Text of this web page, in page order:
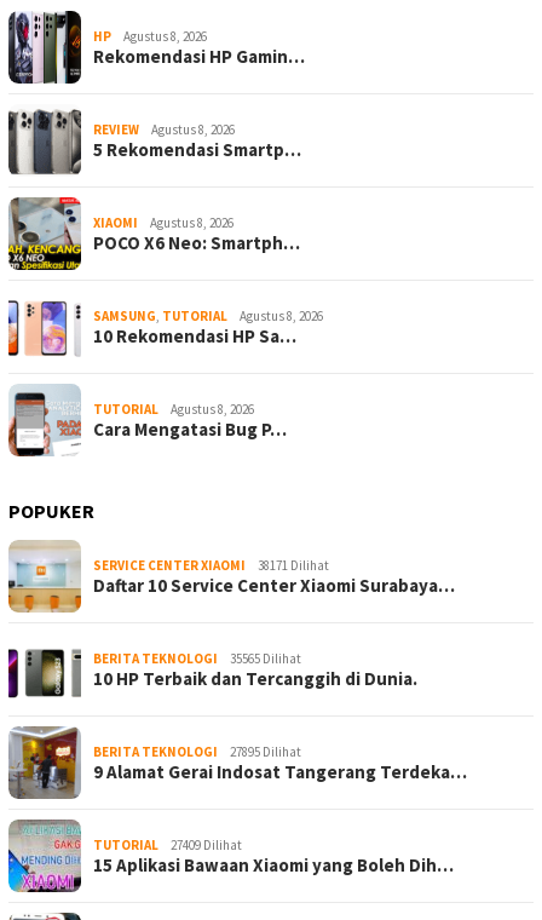
HP Agustus 8, 2026
Rekomendasi HP Gamin…
REVIEW Agustus 8, 2026
5 Rekomendasi Smartp…
XIAOMI Agustus 8, 2026
POCO X6 Neo: Smartph…
SAMSUNG, TUTORIAL Agustus 8, 2026
10 Rekomendasi HP Sa…
TUTORIAL Agustus 8, 2026
Cara Mengatasi Bug P…
POPUKER
SERVICE CENTER XIAOMI 38171 Dilihat
Daftar 10 Service Center Xiaomi Surabaya…
BERITA TEKNOLOGI 35565 Dilihat
10 HP Terbaik dan Tercanggih di Dunia.
BERITA TEKNOLOGI 27895 Dilihat
9 Alamat Gerai Indosat Tangerang Terdeka…
TUTORIAL 27409 Dilihat
15 Aplikasi Bawaan Xiaomi yang Boleh Dih…